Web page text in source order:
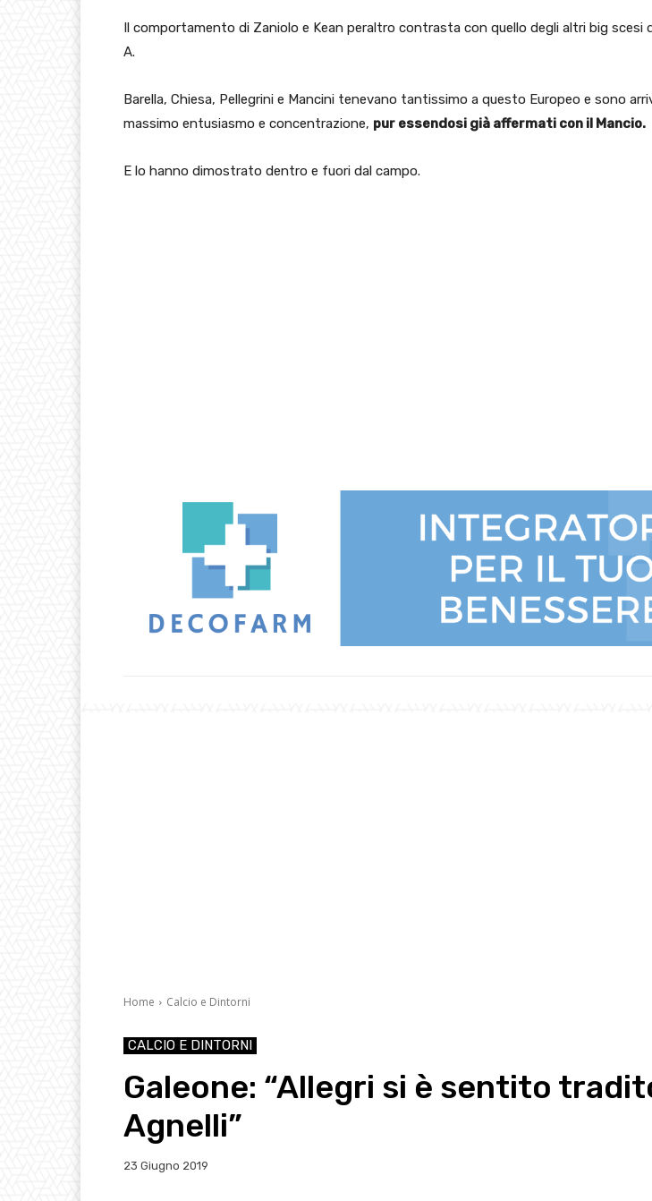
Il comportamento di Zaniolo e Kean peraltro contrasta con quello degli altri big scesi
A.
Barella, Chiesa, Pellegrini e Mancini tenevano tantissimo a questo Europeo e sono
massimo entusiasmo e concentrazione, pur essendosi già affermati con il Mancio.
E lo hanno dimostrato dentro e fuori dal campo.